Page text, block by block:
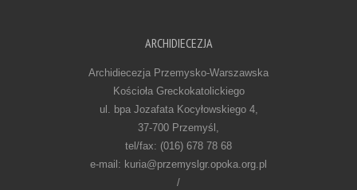
ARCHIDIECEZJA
Archidiecezja Przemysko-Warszawska
Kościoła Greckokatolickiego
ul. bpa Jozafata Kocyłowskiego 4,
37-700 Przemyśl,
tel/fax: (016) 678 78 68
e-mail: kuria@przemyslgr.opoka.org.pl
/